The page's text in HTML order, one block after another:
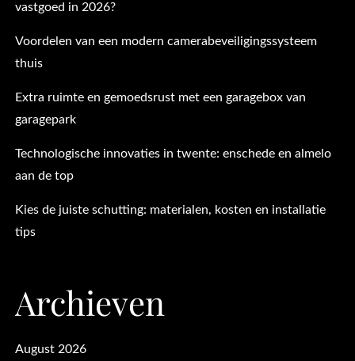
vastgoed in 2026?
Voordelen van een modern camerabeveiligingssysteem
thuis
Extra ruimte en gemoedsrust met een garagebox van
garagepark
Technologische innovaties in twente: enschede en almelo
aan de top
Kies de juiste schutting: materialen, kosten en installatie
tips
Archieven
August 2026